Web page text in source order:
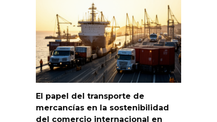
El papel del transporte de
mercancías en la sostenibilidad
del comercio internacional en